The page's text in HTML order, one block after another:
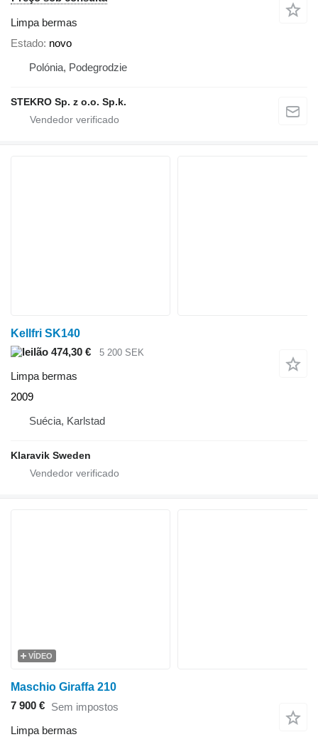
Limpa bermas
Estado novo
Polónia, Podegrodzie
STEKRO Sp. z o.o. Sp.k.
Kellfri SK140
474,30 €
5 200 SEK
Limpa bermas
2009
Suécia, Karlstad
Klaravik Sweden
VÍDEO
Maschio Giraffa 210
7 900 € Sem impostos
Limpa bermas